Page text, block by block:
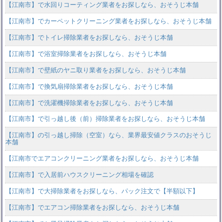
【江南市】で水回りコーティング業者をお探しなら、おそうじ本舗
【江南市】でカーペットクリーニング業者をお探しなら、おそうじ本舗
【江南市】でトイレ掃除業者をお探しなら、おそうじ本舗
【江南市】で浴室掃除業者をお探しなら、おそうじ本舗
【江南市】で壁紙のヤニ取り業者をお探しなら、おそうじ本舗
【江南市】で換気扇掃除業者をお探しなら、おそうじ本舗
【江南市】で洗濯機掃除業者をお探しなら、おそうじ本舗
【江南市】で引っ越し後（前）掃除業者をお探しなら、おそうじ本舗
【江南市】の引っ越し掃除（空室）なら、業界最安値クラスのおそうじ
本舗
【江南市でエアコンクリーニング業者をお探しなら、おそうじ本舗
【江南市】で入居前ハウスクリーニング相場を確認
【江南市】で大掃除業者をお探しなら、パック注文で【半額以下】
【江南市】でエアコン掃除業者をお探しなら、おそうじ本舗